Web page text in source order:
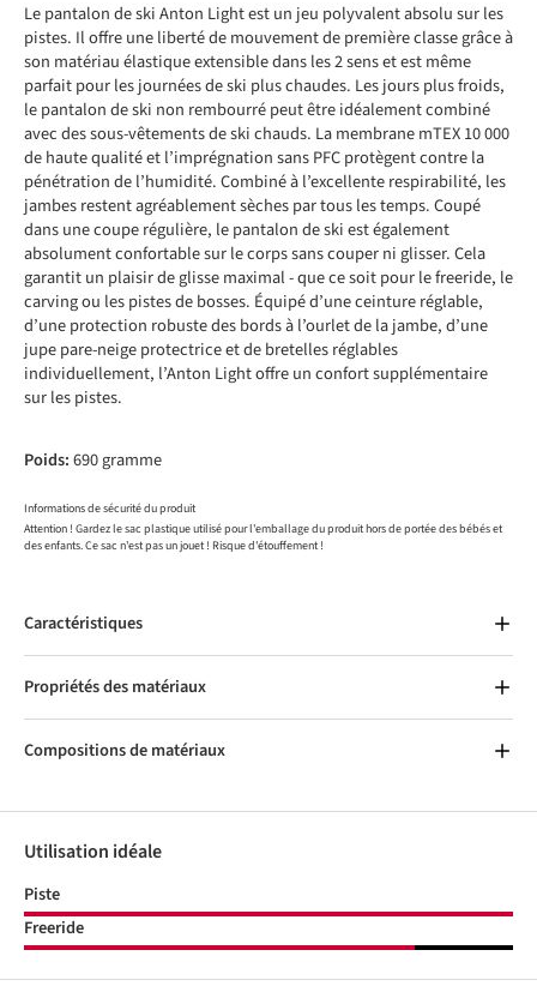
Le pantalon de ski Anton Light est un jeu polyvalent absolu sur les
pistes. Il offre une liberté de mouvement de première classe grâce à
son matériau élastique extensible dans les 2 sens et est même
parfait pour les journées de ski plus chaudes. Les jours plus froids,
le pantalon de ski non rembourré peut être idéalement combiné
avec des sous-vêtements de ski chauds. La membrane mTEX 10 000
de haute qualité et l’imprégnation sans PFC protègent contre la
pénétration de l’humidité. Combiné à l’excellente respirabilité, les
jambes restent agréablement sèches par tous les temps. Coupé
dans une coupe régulière, le pantalon de ski est également
absolument confortable sur le corps sans couper ni glisser. Cela
garantit un plaisir de glisse maximal - que ce soit pour le freeride, le
carving ou les pistes de bosses. Équipé d’une ceinture réglable,
d’une protection robuste des bords à l’ourlet de la jambe, d’une
jupe pare-neige protectrice et de bretelles réglables
individuellement, l’Anton Light offre un confort supplémentaire
sur les pistes.
Poids:690 gramme
Informations de sécurité du produit
Attention ! Gardez le sac plastique utilisé pour l'emballage du produit hors de portée des bébés et
des enfants. Ce sac n'est pas un jouet ! Risque d'étouffement !
Caractéristiques
Propriétés des matériaux
Compositions de matériaux
Utilisation idéale
Piste
Freeride